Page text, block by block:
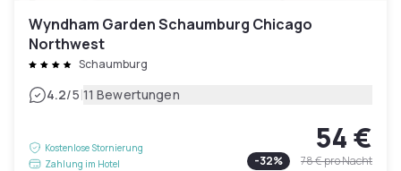
Wyndham Garden Schaumburg Chicago
Northwest
Schaumburg
4.2/5|11 Bewertungen
Kostenlose Stornierung
Zahlung im Hotel
54 €
-32% 78 €pro Nacht